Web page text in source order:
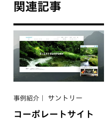
関連記事
事例紹介 サントリー
コーポレートサイト